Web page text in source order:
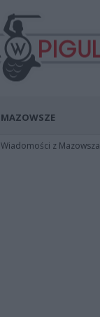
MAZOWSZE
Wiadomości z Mazowsza